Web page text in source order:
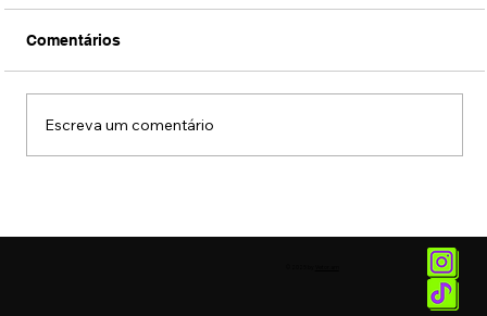
Comentários
Escreva um comentário